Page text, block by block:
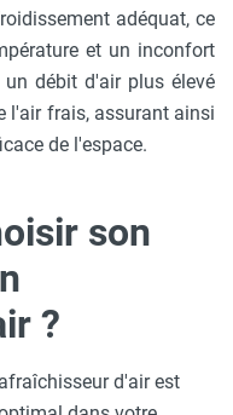
adéquat, ce
et un inconfort
un débit d'air plus élevé
l'air frais, assurant ainsi
de l'espace.
son
?
d'air est